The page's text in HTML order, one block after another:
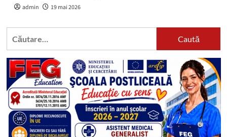
admin 19 mai 2026
Caută